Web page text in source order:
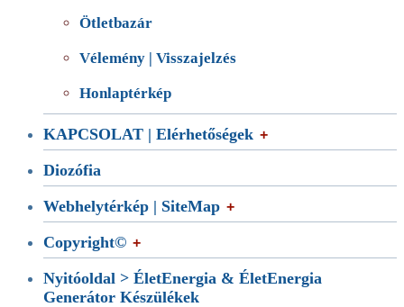
Ötletbazár
Vélemény | Visszajelzés
Honlaptérkép
KAPCSOLAT | Elérhetőségek
Diozófia
Webhelytérkép | SiteMap
Copyright©
Nyitóoldal > ÉletEnergia & ÉletEnergia
Generátor Készülékek